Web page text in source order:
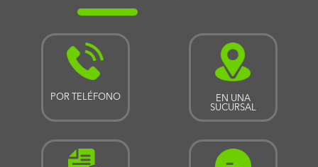
POR TELÉFONO
EN UNA
SUCURSAL